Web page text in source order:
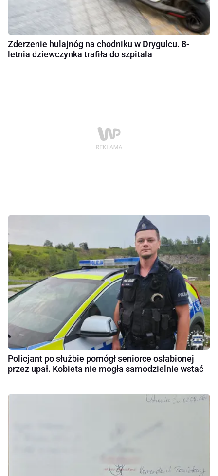
Zderzenie hulajnóg na chodniku w Drygulcu. 8-
letnia dziewczynka trafiła do szpitala
Policjant po służbie pomógł seniorce osłabionej
przez upał. Kobieta nie mogła samodzielnie wstać